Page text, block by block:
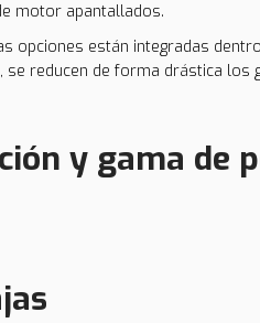
motor apantallados.
opciones están integradas
reducen de forma drástica
y gama de